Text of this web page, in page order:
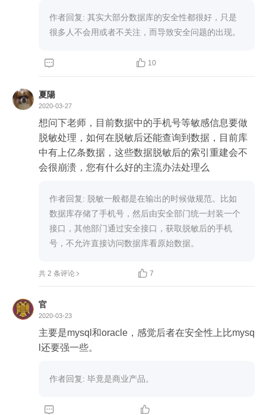
m，是基于文本的用户名密码方式，传输的时候通
过TLS加密。MongoDB-CR，在v3.0之后移除了。
s，
mongoDB支持RBAC，可以使用授权保证用户只能
访问他被允许访问的数据库和资源。
审计：
这个好像只有enterprise版本才提供强大的审计功
能。
加密：
数据库和通信，它支持TLS/SSL加密网络通信。
现在看来，mongoDB目前安全性还是很好的，只要
正确使用，安全性问题不是主要问题了。
作者回复: 其实大部分数据库的安全性都很好，只是
很多人不会用或者不关注，而导致安全问题的出现。
  10
夏陽
2020-03-27
想问下老师，目前数据中的手机号等敏感信息要做
脱敏处理，如何在脱敏后还能查询到数据，目前库
中有上亿条数据，这些数据脱敏后的索引重建会不
会很崩溃，您有什么好的主流办法处理么
作者回复: 脱敏一般都是在输出的时候做规范。比如
数据库存储了手机号，然后由安全部门统一封装一个
接口，其他部门通过安全接口，获取脱敏后的手机
号，不允许直接访问数据库看原始数据。
共 2 条评论  7
官
2020-03-23
主要是mysql和oracle，感觉后者在安全性上比mysq
l还要强一些。
作者回复: 毕竟是商业产品。
 